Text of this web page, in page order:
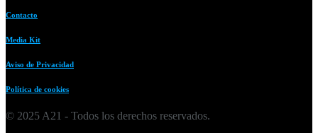
Contacto
Media Kit
Aviso de Privacidad
Política de cookies
© 2025 A21 - Todos los derechos reservados.